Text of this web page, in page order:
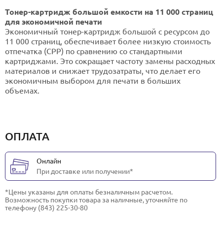
Тонер-картридж большой емкости на 11 000 страниц
для экономичной печати
Экономичный тонер-картридж большой с ресурсом до
11 000 страниц, обеспечивает более низкую стоимость
отпечатка (СРР) по сравнению со стандартными
картриджами. Это сокращает частоту замены расходных
материалов и снижает трудозатраты, что делает его
экономичным выбором для печати в больших
объемах.
ОПЛАТА
Онлайн
При доставке или получении*
*Цены указаны для оплаты безналичным расчетом.
Возможность покупки товара за наличные, уточняйте по
телефону (843) 225-30-80